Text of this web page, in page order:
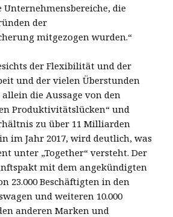
die
der
mitgezogen wurden.“
der Flexibilität und der
und der vielen Überstunden
die Aussage von den
Produktivitätslücken“ und
zu über 11 Milliarden
im Jahr 2017, wird deutlich, was
unter „Together“ versteht. Der
mit dem angekündigten
23.000 Beschäftigten in den
und weiteren 10.000
anderen Marken und